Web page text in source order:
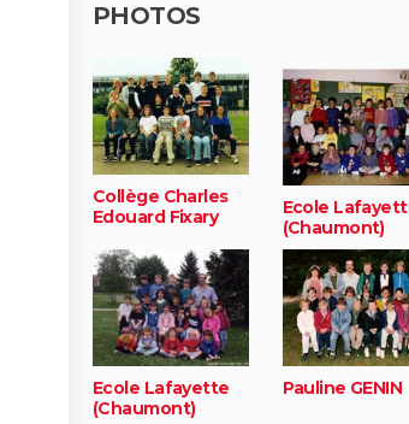
PHOTOS
Collège Charles
Edouard Fixary
Ecole
(Chaumont)
Ecole Lafayette
(Chaumont)
Pauline GENIN